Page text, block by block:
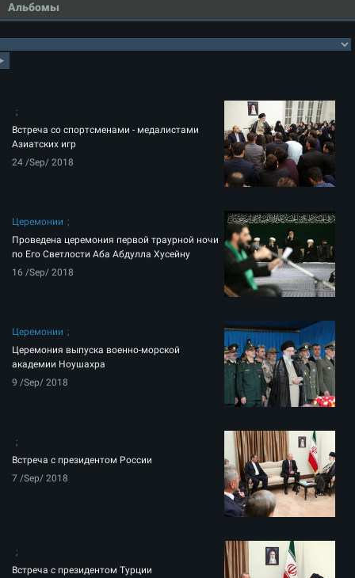
Альбомы
Встреча со спортсменами - медалистами
Азиатских игр
24 /Sep/ 2018
Церемонии
Проведена церемония первой траурной ночи
по Его Светлости Аба Абдулла Хусейну
16 /Sep/ 2018
Церемонии
Церемония выпуска военно-морской
академии Ноушахра
9 /Sep/ 2018
Встреча с президентом России
7 /Sep/ 2018
Встреча с президентом Турции